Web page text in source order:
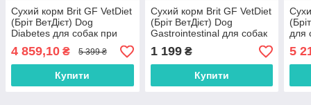
Сухий корм Brit GF VetDiet
(Бріт ВетДієт) Dog
Diabetes для собак при
цукровому діабеті з
індичкою та горохом 12 кг
4 859,10 ₴ 5 399 ₴
Купити
Сухий корм Brit GF VetDiet
(Бріт ВетДієт) Dog
Gastrointestinal для собак
при порушеннях
травлення з оселедцем та
лососем 2 кг
1 199₴
Купити
для
5